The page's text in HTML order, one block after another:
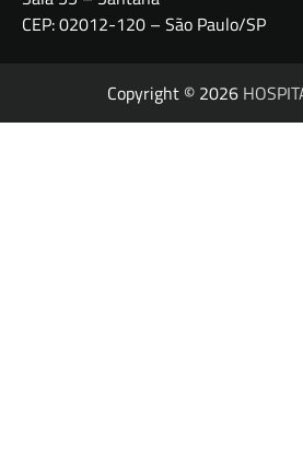
CEP: 02012-120 – São Paulo/SP
Copyright © 2026